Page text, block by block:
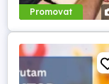
Promovat